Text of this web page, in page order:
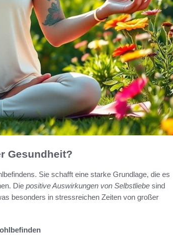
Gesundheit?
Sie schafft eine starke Grundlage, die es
Die positive Auswirkungen von Selbstliebe sind
besonders in stressreichen Zeiten von großer